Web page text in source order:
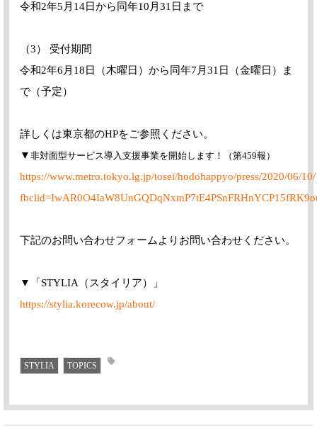
令和2年5月14日から同年10月31日まで
（3） 受付期間
令和2年6月18日（木曜日）から同年7月31日（金曜日）ま
で（予定）
詳しくは東京都のHPをご参照ください。
▼ 非対面型サービス導入支援事業を開始します！（第459報）
https://www.metro.tokyo.lg.jp/tosei/hodohappyo/press/2020/06/
下記のお問い合わせフォームよりお問い合わせください。
▼「STYLIA（スタイリア）」
https://stylia.korecow.jp/about/
STYLIA TOPICS